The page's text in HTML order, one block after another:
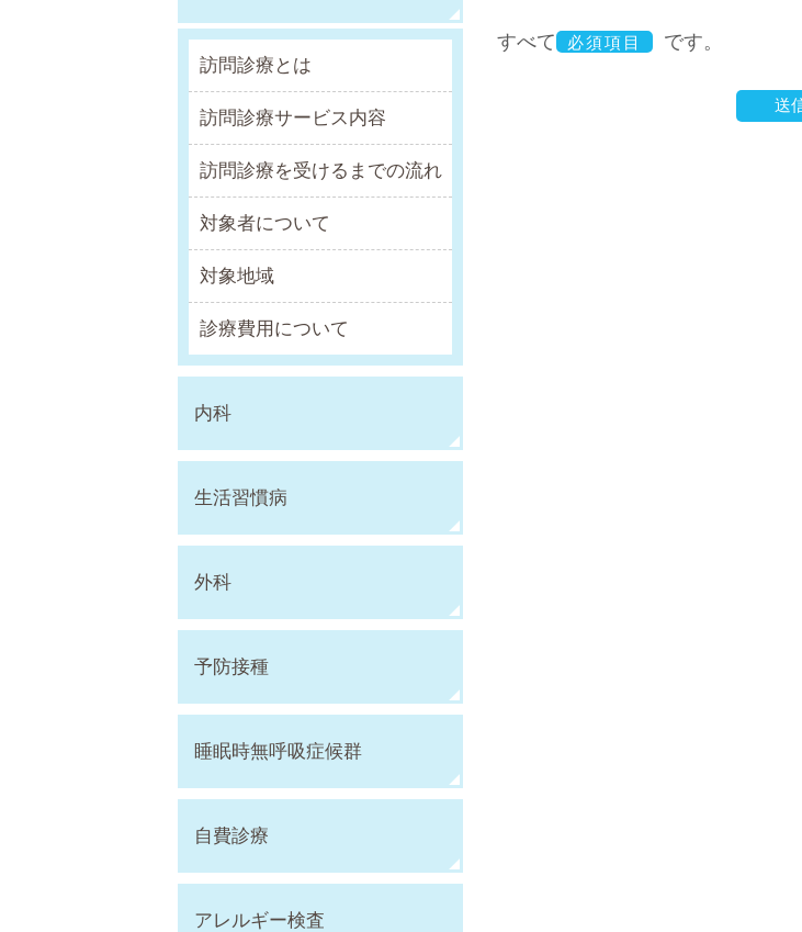
訪問診療とは
訪問診療サービス内容
訪問診療を受けるまでの流れ
対象者について
対象地域
診療費用について
内科
生活習慣病
外科
予防接種
睡眠時無呼吸症候群
自費診療
アレルギー検査
すべて 必須項目 です。